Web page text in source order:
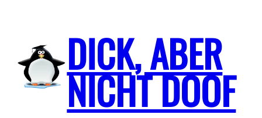
springen
DICK, ABER
NICHT DOOF